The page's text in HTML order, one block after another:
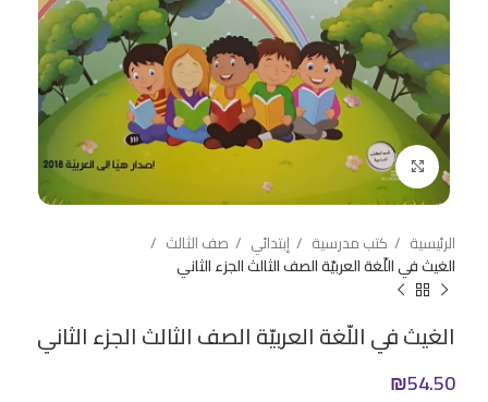
Click to enlarge
الرئيسية كتب مدرسية إبتدائي
صف الثالث
الغيث في اللّغة العربيّة الصف الثالث الجزء الثاني
الغيث في اللّغة العربيّة الصف الثالث الجزء الثاني
₪54.50